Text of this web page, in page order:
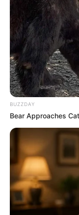
BUZZDAY
Bear Approaches